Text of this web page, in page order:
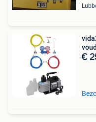
€